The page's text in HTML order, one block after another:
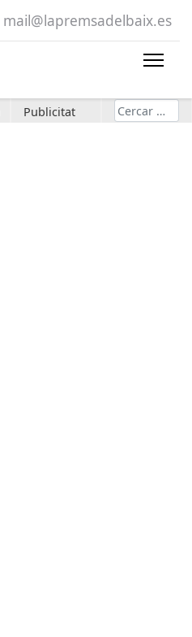
mail@lapremsadelbaix.es
Publicitat Cerca